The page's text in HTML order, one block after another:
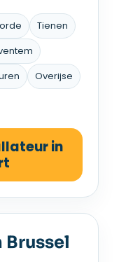
Tienen
Overijse
in